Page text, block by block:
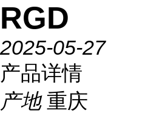
RGD
2025-05-27
产品详情
产地 重庆